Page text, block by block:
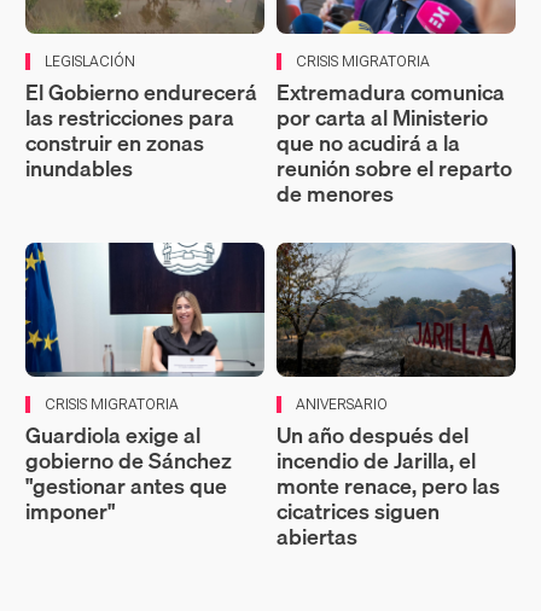
LEGISLACIÓN
El Gobierno endurecerá
las restricciones para
construir en zonas
inundables
CRISIS MIGRATORIA
Extremadura comunica
por carta al Ministerio
que no acudirá a la
reunión sobre el reparto
de menores
CRISIS MIGRATORIA
Guardiola exige al
gobierno de Sánchez
"gestionar antes que
imponer"
ANIVERSARIO
Un año después del
incendio de Jarilla, el
monte renace, pero las
cicatrices siguen
abiertas